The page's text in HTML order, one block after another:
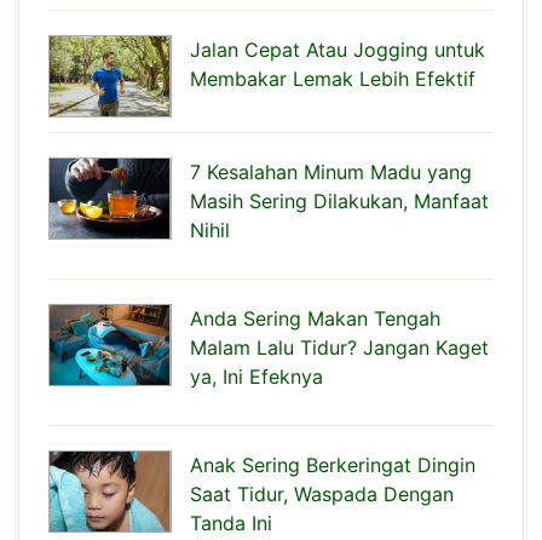
Jalan Cepat Atau Jogging untuk
Membakar Lemak Lebih Efektif
7 Kesalahan Minum Madu yang
Masih Sering Dilakukan, Manfaat
Nihil
Anda Sering Makan Tengah
Malam Lalu Tidur? Jangan Kaget
ya, Ini Efeknya
Anak Sering Berkeringat Dingin
Saat Tidur, Waspada Dengan
Tanda Ini